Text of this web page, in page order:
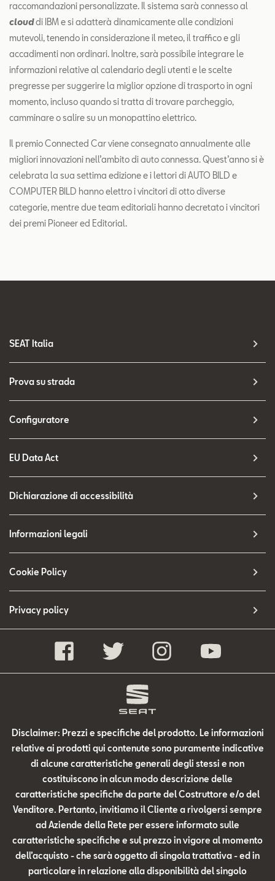
raccomandazioni personalizzate. Il sistema sarà connesso al
clouddi IBM e si adatterà dinamicamente alle condizioni
mutevoli, tenendo in considerazione il meteo, il traffico e gli
accadimenti non ordinari. Inoltre, sarà possibile integrare le
informazioni relative al calendario degli utenti e le scelte
pregresse per suggerire la miglior opzione di trasporto in ogni
momento, incluso quando si tratta di trovare parcheggio,
camminare o salire su un monopattino elettrico.
Il premio Connected Car viene consegnato annualmente alle
migliori innovazioni nell’ambito di auto connessa. Quest’anno si è
celebrata la sua settima edizione e i lettori di AUTO BILD e
COMPUTER BILD hanno elettro i vincitori di otto diverse
categorie, mentre due team editoriali hanno decretato i vincitori
dei premi Pioneer ed Editorial.
SEAT Italia
Prova su strada
Configuratore
EU Data Act
Dichiarazione di accessibilità
Informazioni legali
Cookie Policy
Privacy policy
Disclaimer: Prezzi e specifiche del prodotto. Le informazioni
relative ai prodotti qui contenute sono puramente indicative
di alcune caratteristiche generali degli stessi e non
costituiscono in alcun modo descrizione delle
caratteristiche specifiche da parte del Costruttore e/o del
Venditore. Pertanto, invitiamo il Cliente a rivolgersi sempre
ad Aziende della Rete per essere informato sulle
caratteristiche specifiche e sul prezzo in vigore al momento
dell’acquisto - che sarà oggetto di singola trattativa - ed in
particolare in relazione alla disponibilità del singolo